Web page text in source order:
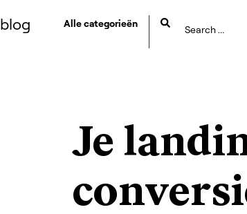
blog Alle categorieën
Je